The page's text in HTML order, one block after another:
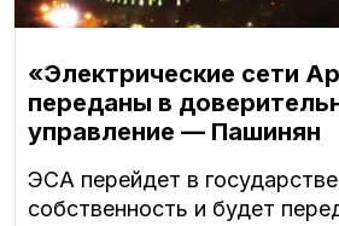
«Электрические сети
переданы в
управление — Пашинян
ЭСА перейдет в
собственность и будет